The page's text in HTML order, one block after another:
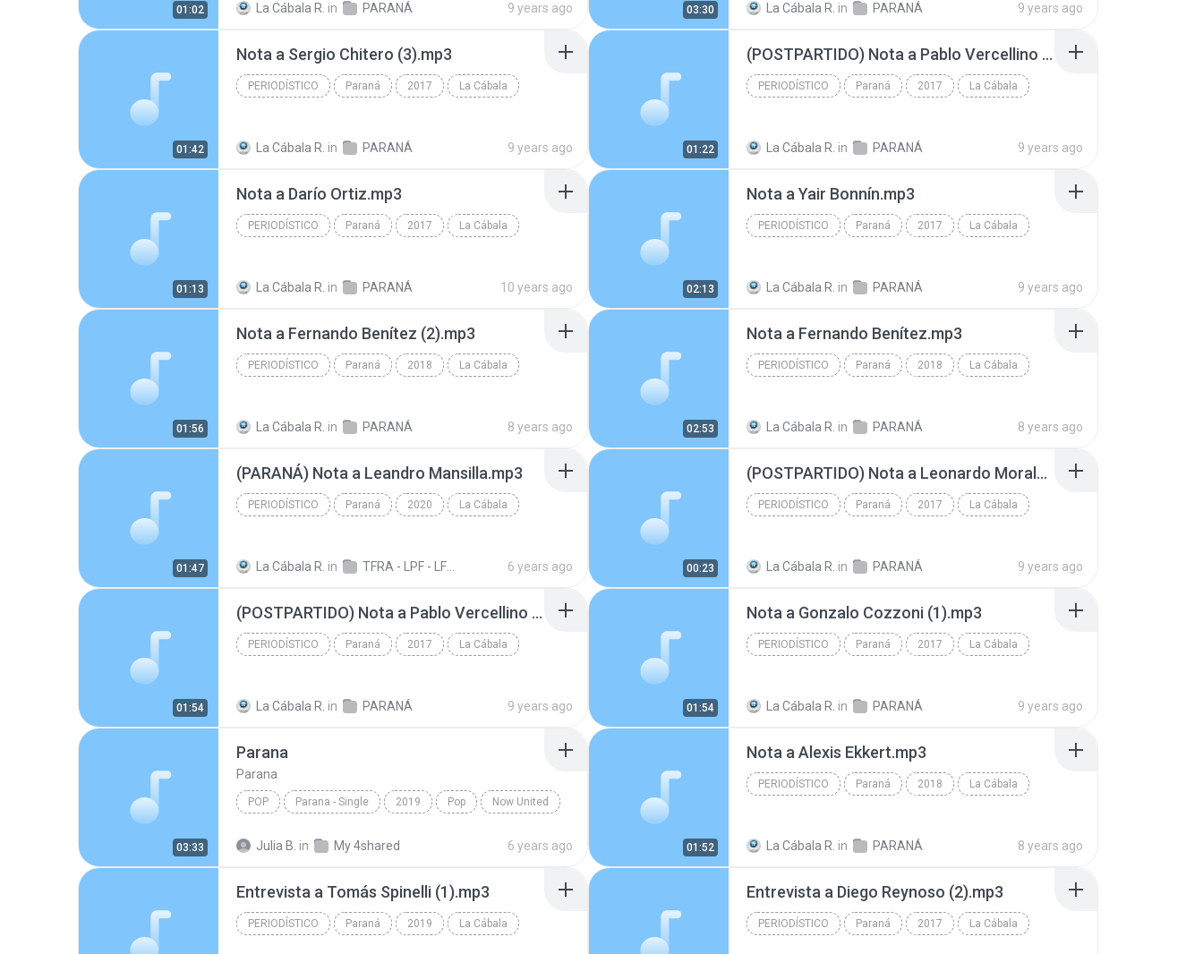
01:02 La Cábala R. in PARANÁ 9 years ago 03:30 La Cábala R. in PARANÁ 9 years ago
01:42
Nota a Sergio Chitero (3).mp3
PERIODÍSTICO Paraná 2017 La Cábala
La Cábala R. in PARANÁ 9 years ago 01:22
(POSTPARTIDO) Nota a Pablo Vercellino (1).mp3
PERIODÍSTICO Paraná 2017 La Cábala
La Cábala R. in PARANÁ 9 years ago
01:13
Nota a Darío Ortiz.mp3
PERIODÍSTICO Paraná 2017 La Cábala
La Cábala R. in PARANÁ 10 years ago 02:13
Nota a Yair Bonnín.mp3
PERIODÍSTICO Paraná 2017 La Cábala
La Cábala R. in PARANÁ 9 years ago
01:56
Nota a Fernando Benítez (2).mp3
PERIODÍSTICO Paraná 2018 La Cábala
La Cábala R. in PARANÁ 8 years ago 02:53
Nota a Fernando Benítez.mp3
PERIODÍSTICO Paraná 2018 La Cábala
La Cábala R. in PARANÁ 8 years ago
01:47
(PARANÁ) Nota a Leandro Mansilla.mp3
PERIODÍSTICO Paraná 2020 La Cábala
La Cábala R. in 6 years ago 00:23
(POSTPARTIDO) Nota a Leonardo Morales (1).mp3
PERIODÍSTICO Paraná 2017 La Cábala
La Cábala R. in PARANÁ 9 years ago
01:54
(POSTPARTIDO) Nota a Pablo Vercellino (2).mp3
PERIODÍSTICO Paraná 2017 La Cábala
La Cábala R. in PARANÁ 9 years ago 01:54
Nota a Gonzalo Cozzoni (1).mp3
PERIODÍSTICO Paraná 2017 La Cábala
La Cábala R. in PARANÁ 9 years ago
03:33
Parana
Parana
POP Parana - Single 2019 Pop Now United
Julia B. in My 4shared 6 years ago 01:52
Nota a Alexis Ekkert.mp3
PERIODÍSTICO Paraná 2018 La Cábala
La Cábala R. in PARANÁ 8 years ago
Entrevista a Tomás Spinelli (1).mp3
PERIODÍSTICO Paraná 2019 La Cábala
Entrevista a Diego Reynoso (2).mp3
PERIODÍSTICO Paraná 2017 La Cábala